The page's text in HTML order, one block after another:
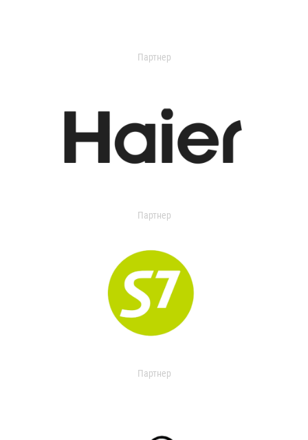
Партнер
Партнер
Партнер